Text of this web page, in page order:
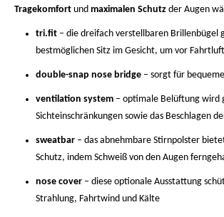
Tragekomfort und maximalen Schutz der Augen
tri.fit – die dreifach verstellbaren Brillenbügel
bestmöglichen Sitz im Gesicht, um vor
double-snap nose bridge – sorgt für
ventilation system – optimale Belüftung wird
Sichteinschränkungen sowie das Beschlagen
sweatbar – das abnehmbare Stirnpolster
Schutz, indem Schweiß von den Augen
nose cover – diese optionale Ausstattung
Strahlung, Fahrtwind und Kälte